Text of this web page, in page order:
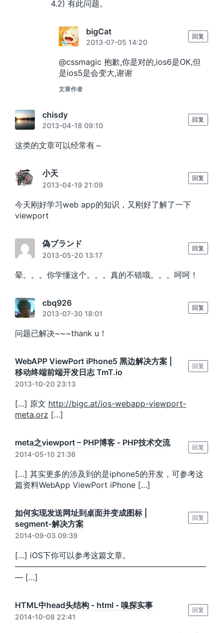
4.2) 有此问题。
bigCat
2013-07-05 14:20
@cssmagic 抱歉,你是对的,ios6是OK,但
是ios5是会变大,谢谢
文章作者
回复
chisdy
2013-04-18 09:10
这类的文章可以经常有～
回复
小天
2013-04-19 21:09
今天刚好学习web app的知识，又刚好了解了一下
viewport
回复
偽ブランド
2013-05-20 13:17
晕。。。你学懂这个。。。真的不错哦。。。呵呵！
回复
cbq926
2013-07-30 18:01
问题已解决~~~thank u！
回复
WebAPP ViewPort iPhone5 黑边解决方案 |
移动终端前端开发日志 TmT.io
2013-10-20 23:13
[…] 原文 http://bigc.at/ios-webapp-viewport-
meta.orz […]
回复
meta之viewport – PHP博客 - PHP技术交流
2014-05-10 21:36
[…] 其实更多的涉及到的是iphone5的开发，可参考这
篇资料WebApp ViewPort iPhone […]
回复
如何实现发送网址到桌面并变成图标 |
segment-解决方案
2014-09-03 09:39
[…] iOS下你可以参考这篇文章。
————————————————————————
— […]
回复
HTML中head头结构 - html - 嗅探实事
2014-10-08 22:41
回复